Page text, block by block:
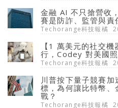
金融 AI 不只搶營收
賽是防詐、監管與責
Techorange科技報橘
【1 萬美元的社交
行，Codey 對美國
Techorange科技報橘
川普按下量子競賽
標，為何讓比特幣、
戰？
Techorange科技報橘